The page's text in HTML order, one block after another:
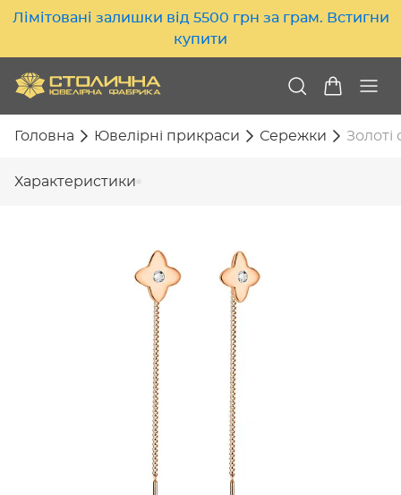
Лімітовані залишки від 5500 грн за грам. Встигни
купити
Головна Ювелірні прикраси Сережки Золоті
Характеристики